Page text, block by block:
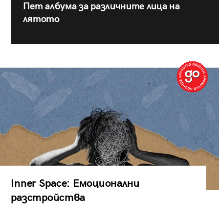
Пет албума за различните лица на
лятото
Inner Space: Емоционални
разстройства